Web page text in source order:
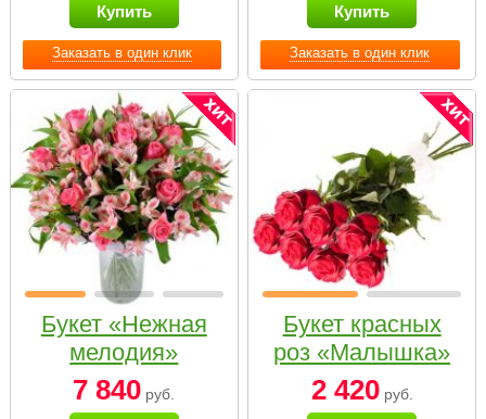
Заказать в один клик
Купить
Заказать в один клик
Купить
Букет «Нежная
мелодия»
7 840 руб.
Букет красных
роз «Малышка»
2 420руб.